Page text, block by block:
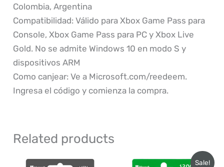
Colombia, Argentina
Compatibilidad: Válido para Xbox Game Pass para
Console, Xbox Game Pass para PC y Xbox Live
Gold. No se admite Windows 10 en modo S y
dispositivos ARM
Como canjear: Ve a Microsoft.com/reedeem.
Ingresa el código y comienza la compra.
Related products
Sale!